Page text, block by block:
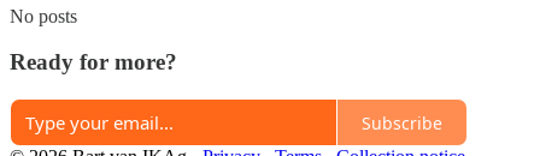
No posts
Ready for more?
Subscribe